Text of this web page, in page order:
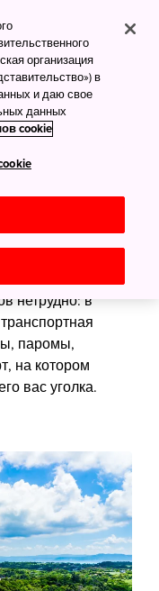
моря на
климатических
— это снежная
источники и
жара и
Окинавы —
круглый год.
нетрудно: в
паромы,
на котором
вас уголка.
организация
в
и даю свое
данных
cookie